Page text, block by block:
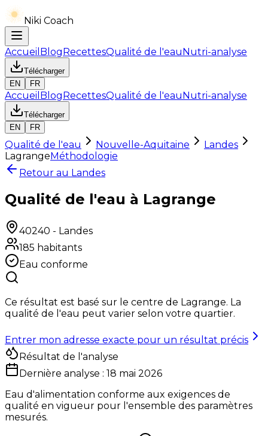
Niki Coach
Accueil BlogRecettesQualité de l'eauNutri-analyse
Télécharger
EN
FR
Accueil BlogRecettesQualité de l'eauNutri-analyse
Télécharger
EN
FR
Qualité de l'eau Nouvelle-Aquitaine
Landes
LagrangeMéthodologie
Retour au Landes
Qualité de l'eau à Lagrange
40240 - Landes
185 habitants
Eau conforme
Ce résultat est basé sur le centre de Lagrange. La
qualité de l'eau peut varier selon votre quartier.
Entrer mon adresse exacte pour un résultat précis
Résultat de l'analyse
Dernière analyse : 18 mai 2026
Eau d'alimentation conforme aux exigences de
qualité en vigueur pour l'ensemble des paramètres
mesurés.